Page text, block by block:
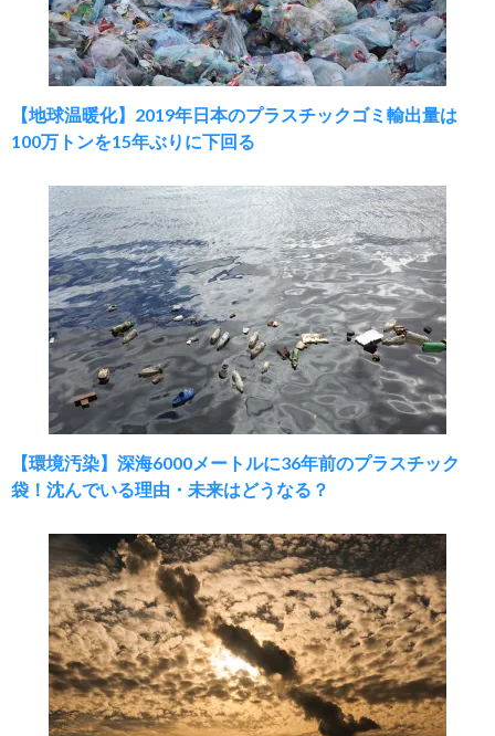
【地球温暖化】2019年日本のプラスチックゴミ輸出量は
100万トンを15年ぶりに下回る
【環境汚染】深海6000メートルに36年前のプラスチック
袋！沈んでいる理由・未来はどうなる？